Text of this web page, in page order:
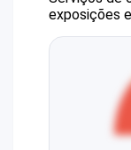
exposições